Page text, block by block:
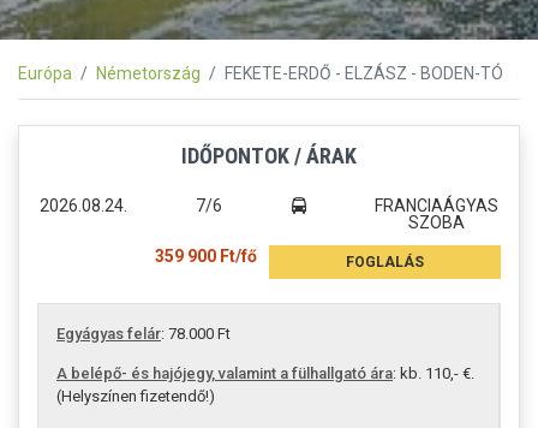
Európa Németország FEKETE-ERDŐ - ELZÁSZ - BODEN-TÓ
IDŐPONTOK / ÁRAK
2026.08.24. 7/6
FRANCIAÁGYAS
SZOBA
359 900 Ft/fő
FOGLALÁS
Egyágyas felár: 78.000 Ft
A belépő- és hajójegy, valamint a fülhallgató ára: kb. 110,- €.
(Helyszínen fizetendő!)